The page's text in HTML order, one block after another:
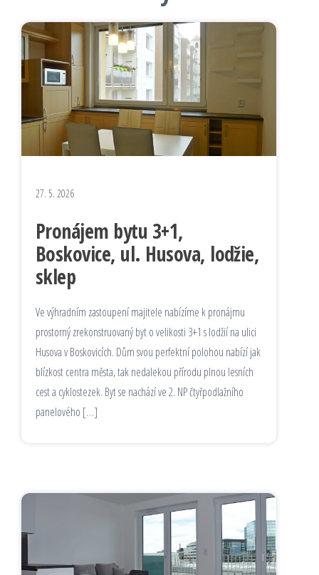
27. 5. 2026
Pronájem bytu 3+1,
Boskovice, ul. Husova, lodžie,
sklep
Ve výhradním zastoupení majitele nabízíme k pronájmu
prostorný zrekonstruovaný byt o velikosti 3+1 s lodžií na ulici
Husova v Boskovicích. Dům svou perfektní polohou nabízí jak
blízkost centra města, tak nedalekou přírodu plnou lesních
cest a cyklostezek. Byt se nachází ve 2. NP čtyřpodlažního
panelového […]